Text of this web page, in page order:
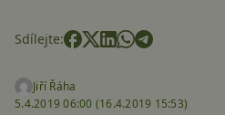
Sdílejte:
Jiří Řáha
5.4.2019 06:00 (16.4.2019 15:53)